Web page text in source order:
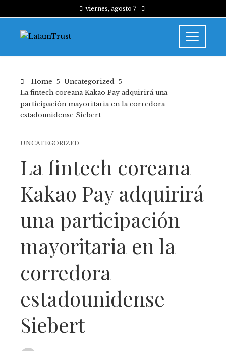
viernes, agosto 7
Home
Uncategorized
La fintech coreana Kakao Pay adquirirá una
participación mayoritaria en la corredora
estadounidense Siebert
UNCATEGORIZED
La fintech coreana
Kakao Pay adquirirá
una participación
mayoritaria en la
corredora
estadounidense
Siebert